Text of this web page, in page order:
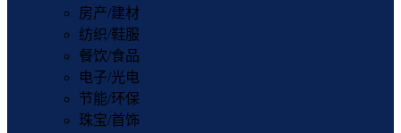
房产/建材
纺织/鞋服
餐饮/食品
电子/光电
节能/环保
珠宝/首饰